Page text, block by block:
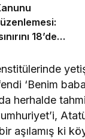
18’den
‘Benim
herhalde
aşılamış ki